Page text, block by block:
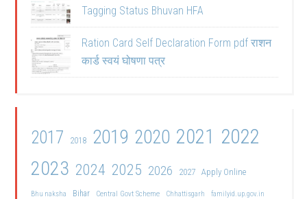
Tagging Status Bhuvan HFA
Ration Card Self Declaration Form pdf राशन
कार्ड स्वयं घोषणा पत्र
2017 2018 2019 2020 2021 2022
2023 2024 2025 2026 2027 Apply Online
Bhu naksha Bihar Central Govt Scheme Chhattisgarh familyid.up.gov.in